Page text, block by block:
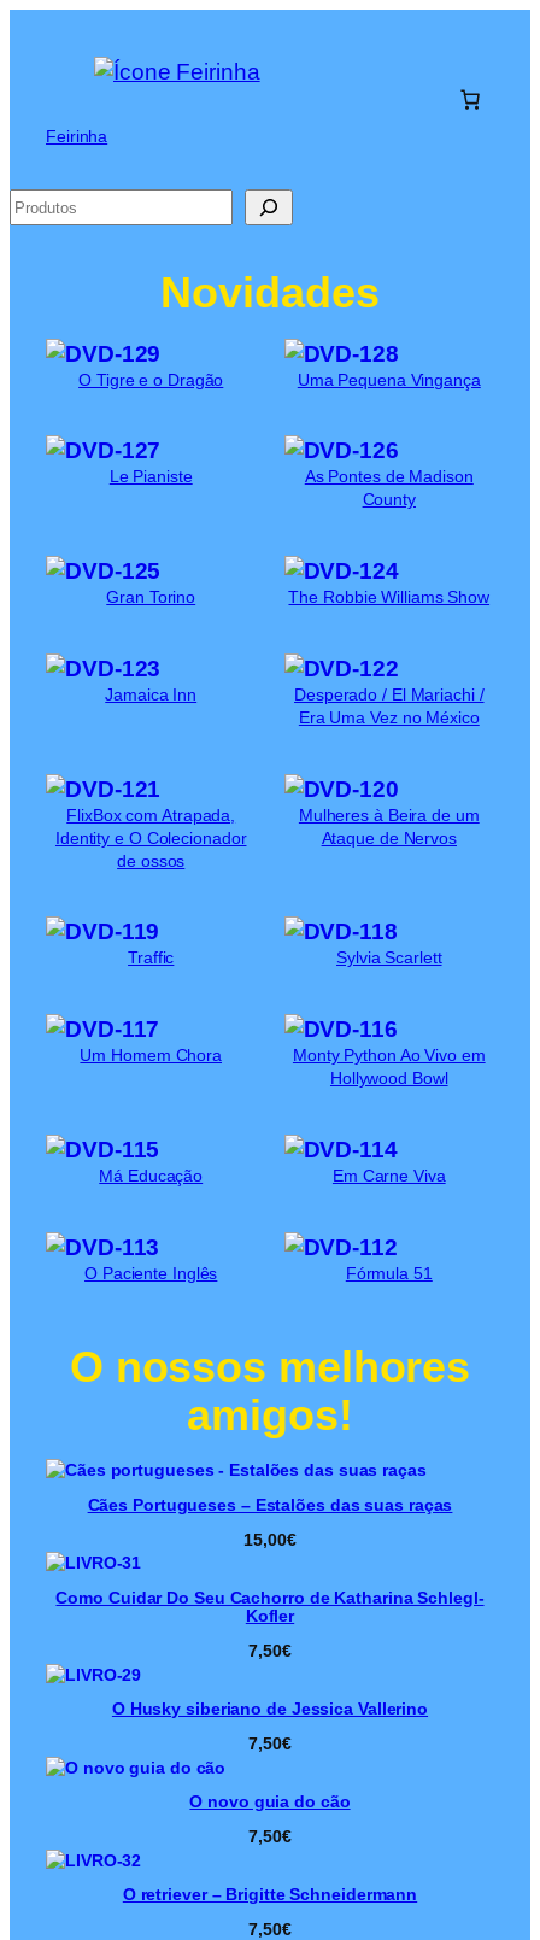
Feirinha
Pesquisar
Novidades
O Tigre e o Dragão Uma Pequena Vingança
Le Pianiste
As Pontes de Madison
County
Gran Torino The Robbie Williams Show
Jamaica Inn
Desperado / El Mariachi /
Era Uma Vez no México
FlixBox com Atrapada,
Identity e O Colecionador
de ossos
Mulheres à Beira de um
Ataque de Nervos
Traffic Sylvia Scarlett
Um Homem Chora
Monty Python Ao Vivo em
Hollywood Bowl
Má Educação Em Carne Viva
O Paciente Inglês Fórmula 51
O nossos melhores
amigos!
Cães Portugueses – Estalões das suas raças
15,00€
Como Cuidar Do Seu Cachorro de Katharina Schlegl-
Kofler
7,50€
O Husky siberiano de Jessica Vallerino
7,50€
O novo guia do cão
7,50€
O retriever – Brigitte Schneidermann
7,50€